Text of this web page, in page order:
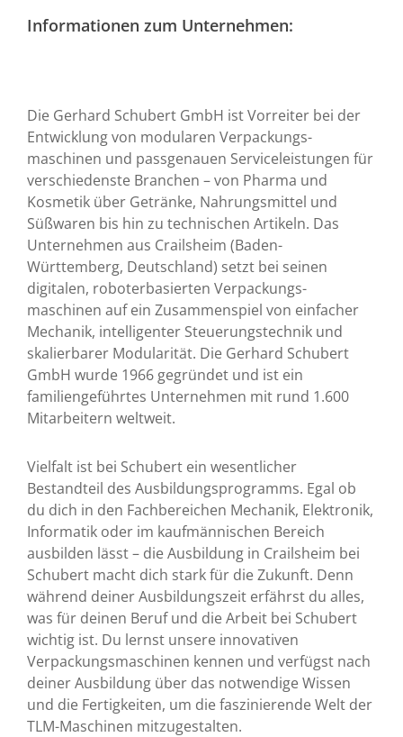
Informationen zum Unternehmen:
Die Gerhard Schubert GmbH ist Vorreiter bei der
Entwicklung von modularen Verpackungs­
maschinen und passgenauen Service­leistungen für
verschiedenste Branchen – von Pharma und
Kosmetik über Getränke, Nahrungs­mittel und
Süßwaren bis hin zu technischen Artikeln. Das
Unternehmen aus Crailsheim (Baden-
Württemberg, Deutschland) setzt bei seinen
digitalen, roboter­basierten Verpackungs­
maschinen auf ein Zusammenspiel von einfacher
Mechanik, intelligenter Steuerungs­technik und
skalierbarer Modularität. Die Gerhard Schubert
GmbH wurde 1966 gegründet und ist ein
familiengeführtes Unternehmen mit rund 1.600
Mitarbeitern weltweit.
Vielfalt ist bei Schubert ein wesentlicher
Bestandteil des Ausbildungsprogramms. Egal ob
du dich in den Fachbereichen Mechanik, Elektronik,
Informatik oder im kaufmännischen Bereich
ausbilden lässt – die Ausbildung in Crailsheim bei
Schubert macht dich stark für die Zukunft. Denn
während deiner Ausbildungs­zeit erfährst du alles,
was für deinen Beruf und die Arbeit bei Schubert
wichtig ist. Du lernst unsere innovativen
Verpackungs­­maschinen kennen und verfügst nach
deiner Ausbildung über das notwendige Wissen
und die Fertigkeiten, um die faszinierende Welt der
TLM-Maschinen mitzugestalten.